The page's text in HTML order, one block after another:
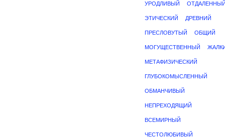
УРОДЛИВЫЙ
ЭТИЧЕСКИЙ ДРЕВНИЙ
ПРЕСЛОВУТЫЙ ОБЩИЙ
МОГУЩЕСТВЕННЫЙ
МЕТАФИЗИЧЕСКИЙ
ГЛУБОКОМЫСЛЕННЫЙ
ОБМАНЧИВЫЙ
НЕПРЕХОДЯЩИЙ
ВСЕМИРНЫЙ
ЧЕСТОЛЮБИВЫЙ